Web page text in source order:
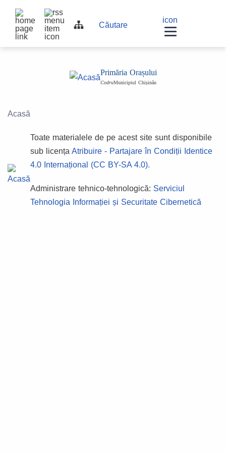
Top
bar
navigation
Navigation
other
Căutare
Navigation
other
icon
Primăria Orașului
CodruMunicipiul Chișinău
Acasă
Toate materialele de pe acest site sunt disponibile
sub licența Atribuire - Partajare în Condiții Identice
4.0 Internațional (CC BY-SA 4.0).
Administrare tehnico-tehnologică: Serviciul
Tehnologia Informației și Securitate Cibernetică